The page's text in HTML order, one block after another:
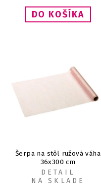
Šerpa na stôl ružová váha
36x300 cm
DETAIL
NA SKLADE